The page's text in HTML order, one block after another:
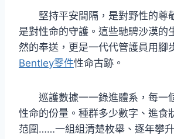
堅持平安間隔，是對野性的尊
是對性命的守護。這些馳騁沙漠的
然的奉送，更是一代代管護員用腳
Bentley零件性命古跡。
巡護數據一一錄進體系，每一
性命的份量。種群多少數字、進食
范圍……一組組清楚枚舉、逐年攀